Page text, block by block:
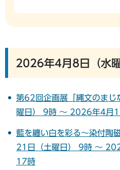
2026年4月8日（水
第62回企画展「縄文のま
曜日） 9時 ～ 2026年4月
藍を纏い白を彩る～染付
21日（土曜日） 9時 ～
17時